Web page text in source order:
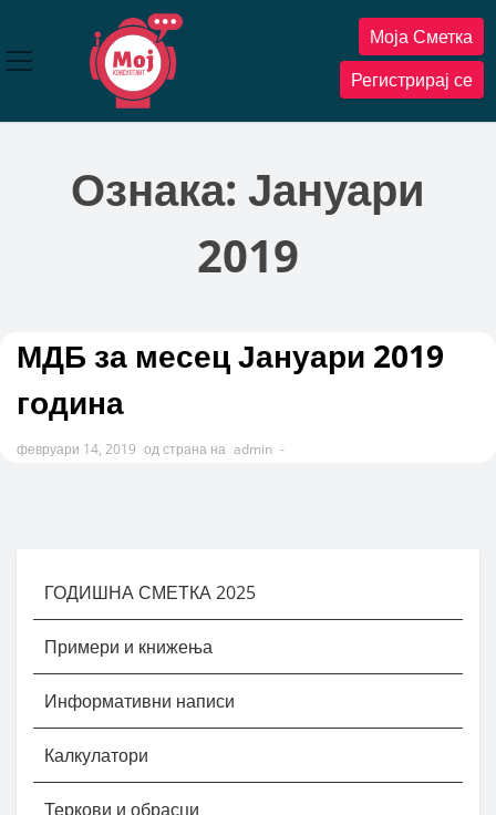
содржината
Моја Сметка
Регистрирај се
Ознака: Јануари
2019
МДБ за месец Јануари 2019
година
февруари 14, 2019 од страна на admin -
ГОДИШНА СМЕТКА 2025
Примери и книжења
Информативни написи
Калкулатори
Теркови и обрасци